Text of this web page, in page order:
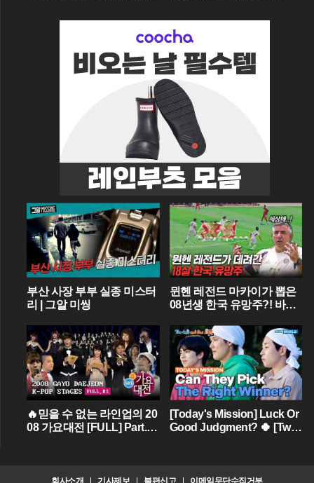
3.15 방송
부산 사장 부부 실종 미스터
리 | 그알 미씽
뮌헨 레전드 마카이가 뽑은
08년생 한국 유망주?! 바이
4명이라니...
🔥믿을 수 없는 라인업의 20
08 가요대전 [FULL] Part.01
[Today's Mission] Luck Or
Good Judgment? 🍀 [Two
회사소개 기사제보 불편신고 이메일무단수집거부